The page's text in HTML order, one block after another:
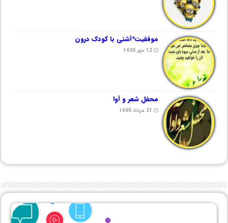
موفقیت*آشتی با کودک درون
12 مهر 1400
محفل شعر و آوا
21 مرداد 1400